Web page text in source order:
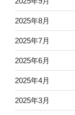
2025年8月
2025年7月
2025年6月
2025年4月
2025年3月